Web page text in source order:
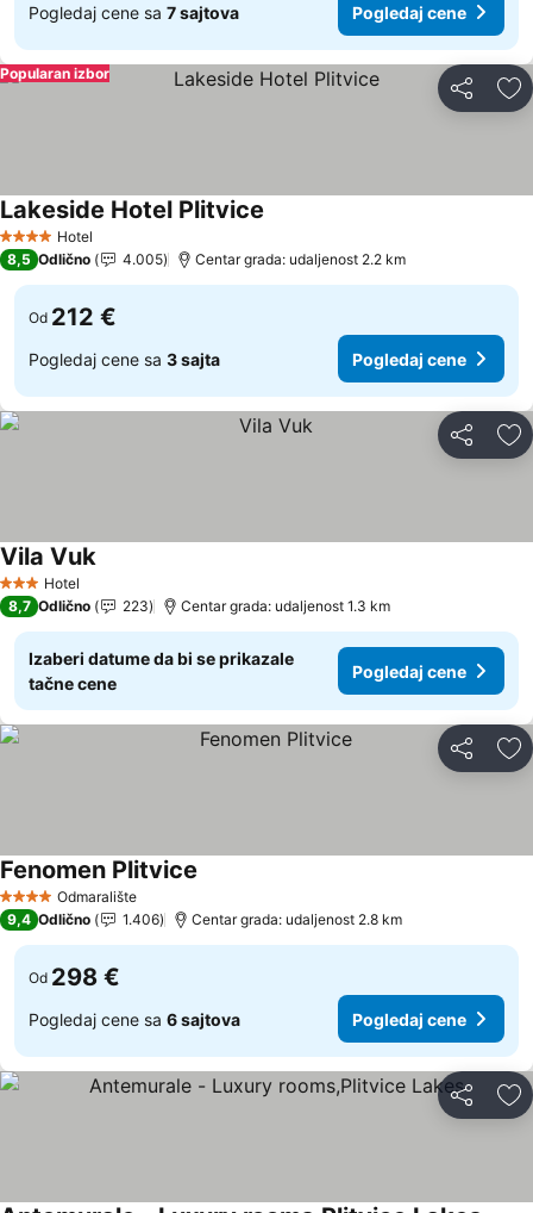
Pogledaj cene sa 7 sajtova Pogledaj cene
Deli
Popularan izbor
4 ZvezdiceHotel
Lakeside Hotel Plitvice
8,5 Odlično 4.005 Centar grada: udaljenost 2.2 km
Od 212 €
Pogledaj cene sa 3 sajta Pogledaj cene
Deli
3 Zvezdice
Hotel
Vila Vuk
8,7 Odlično 223 Centar grada: udaljenost 1.3 km
Izaberi datume da bi se prikazale
tačne cene
Pogledaj cene
Deli
4 ZvezdiceOdmaralište
Fenomen Plitvice
9,4 Odlično 1.406 Centar grada: udaljenost 2.8 km
Od 298 €
Pogledaj cene sa 6 sajtova Pogledaj cene
Deli